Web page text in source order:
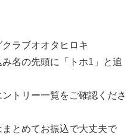
ラブオオタヒロキ
名の先頭に「トホ1」と追
トリー一覧をご確認くださ
とめてお振込で大丈夫で